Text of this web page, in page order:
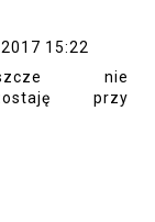
15:22
nie
zostaję przy